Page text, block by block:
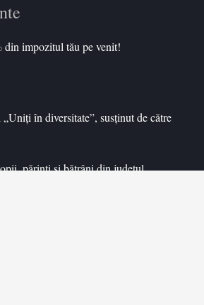
din impozitul tău pe venit!
în diversitate”, susținut de către
părinți și bătrâni din județul